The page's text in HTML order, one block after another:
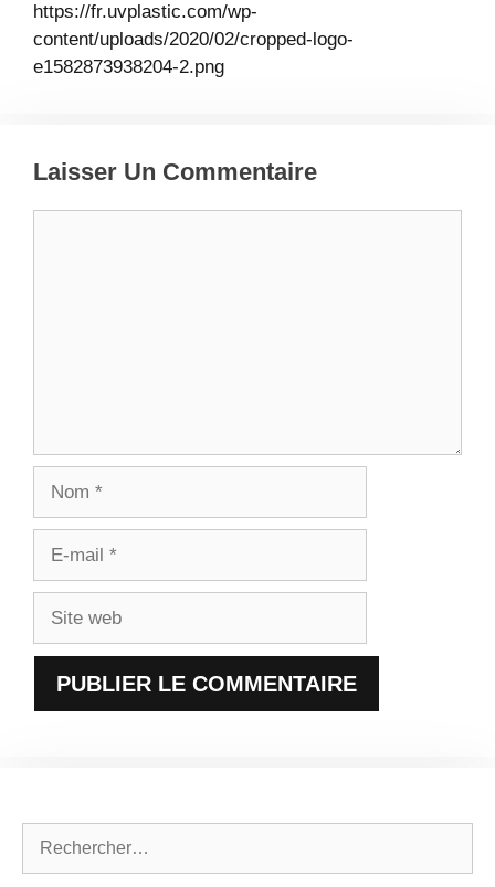
https://fr.uvplastic.com/wp-
content/uploads/2020/02/cropped-logo-
e1582873938204-2.png
Laisser Un Commentaire